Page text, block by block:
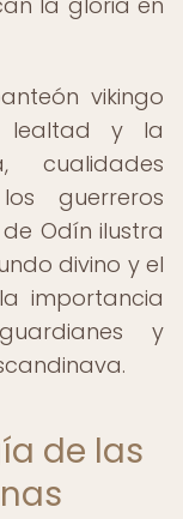
vikingo
lealtad y la
guerreros
Odín ilustra
divino y el
importancia
y
de las